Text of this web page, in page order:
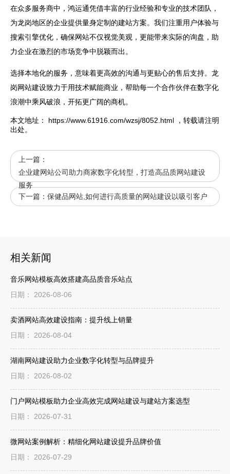
在众多服务商中，鸿运通凭借丰富的行业经验和专业的技术团队，
为龙岗地区的企业提供量身定制的建站方案。我们注重用户体验与
搜索引擎优化，确保网站不仅视觉美观，更能带来实际的询盘，助
力企业在激烈的市场竞争中脱颖而出。
选择本地化的服务，意味着更高效的沟通与更贴心的售后支持。龙
岗网站建设致力于用技术赋能商业，帮助每一个合作伙伴在数字化
浪潮中乘风破浪，开拓更广阔的商机。
本文地址： https://www.61916.com/wzsj/8052.html
，转载请注明
出处。
上一篇：
企业建网站公司助力商家数字化转型，打造高品质网站建设
服务
下一篇： 保健品网站,如何进行高质量的网站建设以吸引客户
相关新闻
音乐网站模板高效搭建高品质音乐站点
日期： 2026-08-06
卖酒网站高效建设指南：提升线上销量
日期： 2026-08-04
湖南网站建设助力企业数字化转型与品牌提升
日期： 2026-08-02
门户网站模板助力企业高效完成网站建设与建站方案选型
日期： 2026-07-31
微网站案例解析：精细化网站建设提升品牌价值
日期： 2026-07-29